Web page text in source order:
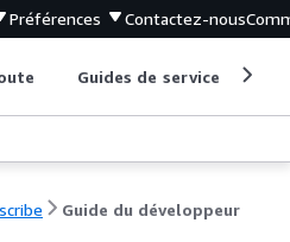
Préférences Contactez-nous
Guides de service
Guide du développeur